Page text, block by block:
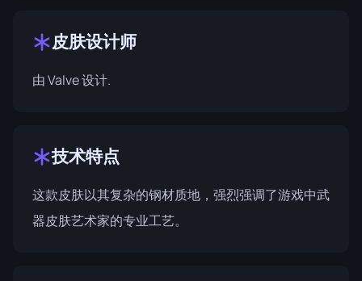
皮肤设计师
由Valve设计.
技术特点
这款皮肤以其复杂的钢材质地，强烈强调了游戏中武
器皮肤艺术家的专业工艺。